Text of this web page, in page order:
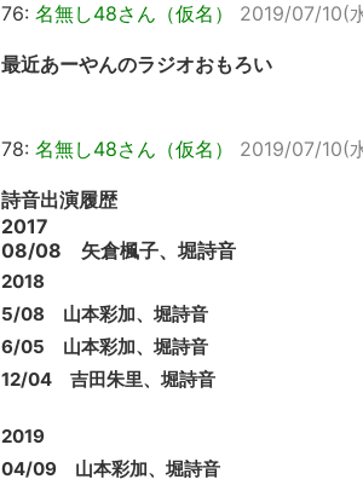
76: 名無し48さん（仮名） 2019/07/10(
最近あーやんのラジオおもろい
78: 名無し48さん（仮名） 2019/07/10(
詩音出演履歴
2017
08/08 矢倉楓子、堀詩音
2018
5/08 山本彩加、堀詩音
6/05 山本彩加、堀詩音
12/04 吉田朱里、堀詩音
2019
04/09 山本彩加、堀詩音